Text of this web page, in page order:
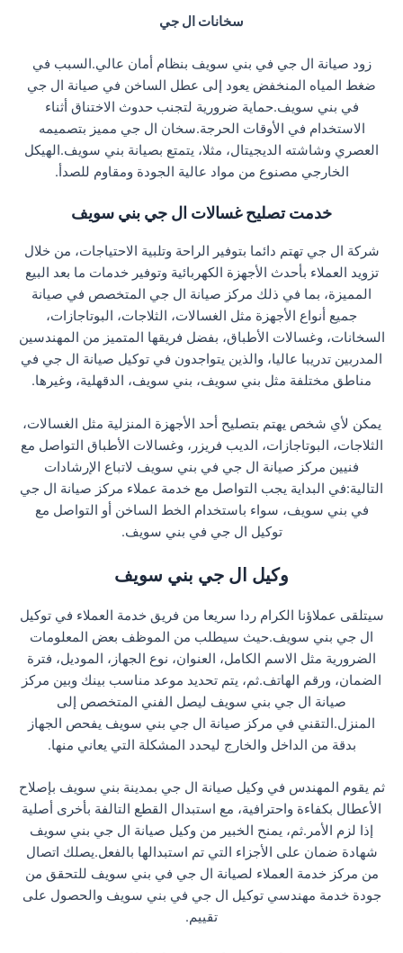
سخانات ال جي
زود صيانة ال جي في بني سويف بنظام أمان عالي.السبب في
ضغط المياه المنخفض يعود إلى عطل الساخن في صيانة ال جي
في بني سويف.حماية ضرورية لتجنب حدوث الاختناق أثناء
الاستخدام في الأوقات الحرجة.سخان ال جي مميز بتصميمه
العصري وشاشته الديجيتال، مثلا، يتمتع بصيانة بني سويف.الهيكل
الخارجي مصنوع من مواد عالية الجودة ومقاوم للصدأ.
خدمت تصليح غسالات ال جي بني سويف
شركة ال جي تهتم دائما بتوفير الراحة وتلبية الاحتياجات، من خلال
تزويد العملاء بأحدث الأجهزة الكهربائية وتوفير خدمات ما بعد البيع
المميزة، بما في ذلك مركز صيانة ال جي المتخصص في صيانة
جميع أنواع الأجهزة مثل الغسالات، الثلاجات، البوتاجازات،
السخانات، وغسالات الأطباق، بفضل فريقها المتميز من المهندسين
المدربين تدريبا عاليا، والذين يتواجدون في توكيل صيانة ال جي في
مناطق مختلفة مثل بني سويف، بني سويف، الدقهلية، وغيرها.
يمكن لأي شخص يهتم بتصليح أحد الأجهزة المنزلية مثل الغسالات،
الثلاجات، البوتاجازات، الديب فريزر، وغسالات الأطباق التواصل مع
فنيين مركز صيانة ال جي في بني سويف لاتباع الإرشادات
التالية:في البداية يجب التواصل مع خدمة عملاء مركز صيانة ال جي
في بني سويف، سواء باستخدام الخط الساخن أو التواصل مع
توكيل ال جي في بني سويف.
وكيل ال جي بني سويف
سيتلقى عملاؤنا الكرام ردا سريعا من فريق خدمة العملاء في توكيل
ال جي بني سويف.حيث سيطلب من الموظف بعض المعلومات
الضرورية مثل الاسم الكامل، العنوان، نوع الجهاز، الموديل، فترة
الضمان، ورقم الهاتف.ثم، يتم تحديد موعد مناسب بينك وبين مركز
صيانة ال جي بني سويف ليصل الفني المتخصص إلى
المنزل.التقني في مركز صيانة ال جي بني سويف يفحص الجهاز
بدقة من الداخل والخارج ليحدد المشكلة التي يعاني منها.
ثم يقوم المهندس في وكيل صيانة ال جي بمدينة بني سويف بإصلاح
الأعطال بكفاءة واحترافية، مع استبدال القطع التالفة بأخرى أصلية
إذا لزم الأمر.ثم، يمنح الخبير من وكيل صيانة ال جي بني سويف
شهادة ضمان على الأجزاء التي تم استبدالها بالفعل.يصلك اتصال
من مركز خدمة العملاء لصيانة ال جي في بني سويف للتحقق من
جودة خدمة مهندسي توكيل ال جي في بني سويف والحصول على
تقييم.